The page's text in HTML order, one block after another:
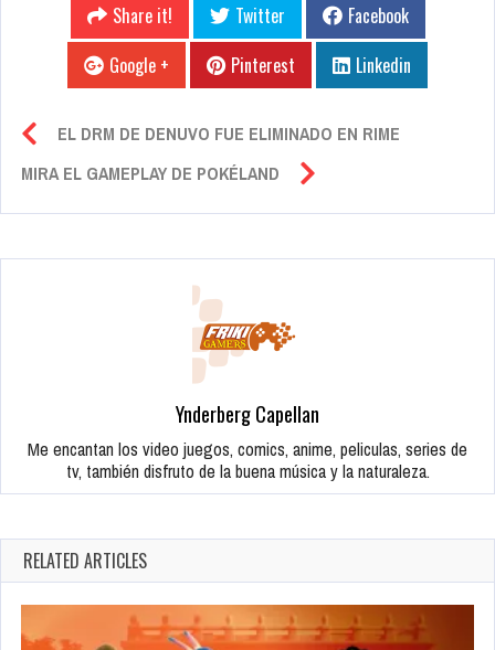
Share it! Twitter
Facebook
Google +
Pinterest Linkedin
EL DRM DE DENUVO FUE ELIMINADO EN RIME
MIRA EL GAMEPLAY DE POKÉLAND
Ynderberg Capellan
Me encantan los video juegos, comics, anime, peliculas, series de
tv, también disfruto de la buena música y la naturaleza.
RELATED ARTICLES